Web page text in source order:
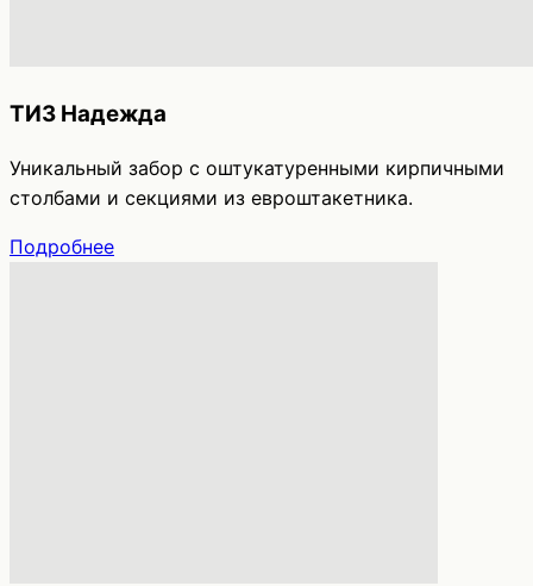
ТИЗ Надежда
Уникальный забор с оштукатуренными кирпичными
столбами и секциями из евроштакетника.
Подробнее